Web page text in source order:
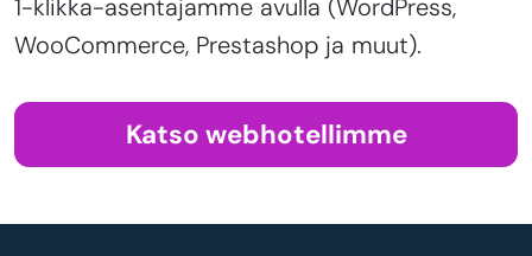
1-klikka-asentajamme avulla (WordPress,
WooCommerce, Prestashop ja muut).
Katso webhotellimme